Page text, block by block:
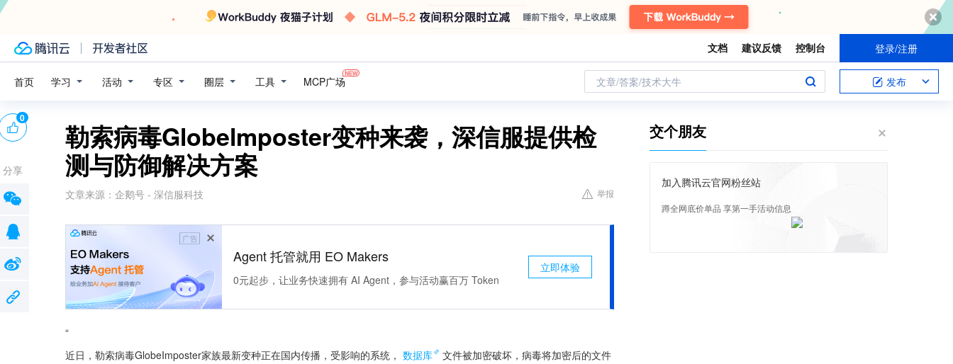
文档 建议反馈 控制台 登录/注册
首页 学习 活动 专区 圈层 工具 MCP广场 文章/答案/技术大牛 发布
勒索病毒Globelmposter变种来袭，深信服提供检
测与防御解决方案
文章来源： 企鹅号 - 深信服科技 举报
广告
Agent 托管就用 EO Makers
0元起步，让业务快速拥有 AI Agent，参与活动赢百万 Token
立即体验
“
近日，勒索病毒GlobeImposter家族最新变种正在国内传播，受影响的系统， 数据库
文件被加密破坏，病毒将加密后的文件
0
分享
交个朋友
加入腾讯云官网粉丝站
蹲全网底价单品 享第一手活动信息